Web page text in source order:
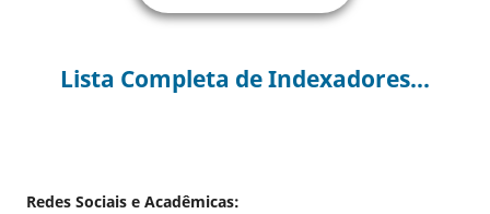
Lista Completa de Indexadores...
Redes Sociais e Acadêmicas: